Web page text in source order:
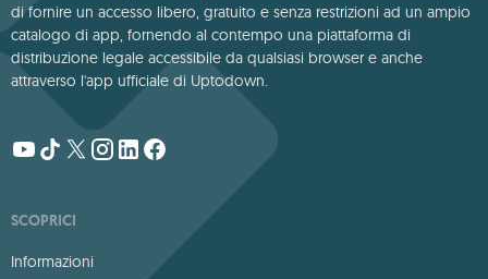
di fornire un accesso libero, gratuito e senza restrizioni ad un ampio
catalogo di app, fornendo al contempo una piattaforma di
distribuzione legale accessibile da qualsiasi browser e anche
attraverso l'app ufficiale di Uptodown.
SCOPRICI
Informazioni